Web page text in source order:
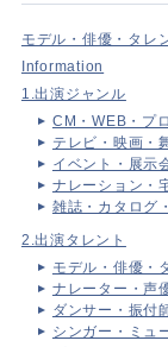
モデル・俳優・タレ
Information
1.出演ジャンル
CM・WEB・プ
テレビ・映画・
イベント・展示
ナレーション・
雑誌・カタログ
2.出演タレント
モデル・俳優・
ナレーター・声
ダンサー・振付
シンガー・ミュ